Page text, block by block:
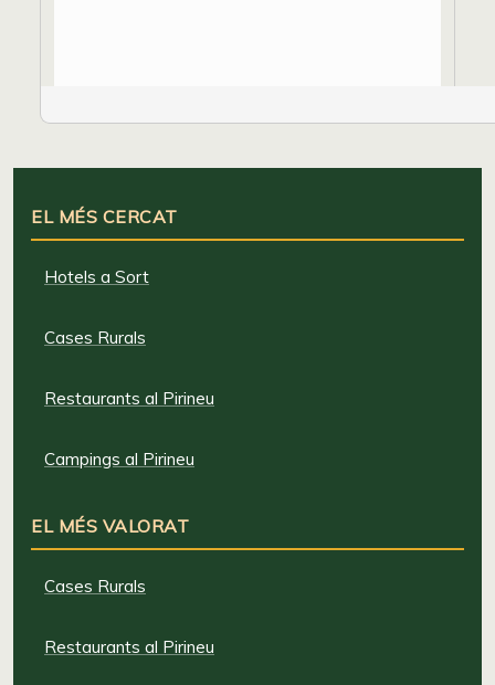
EL MÉS CERCAT
Hotels a Sort
Cases Rurals
Restaurants al Pirineu
Campings al Pirineu
EL MÉS VALORAT
Cases Rurals
Restaurants al Pirineu